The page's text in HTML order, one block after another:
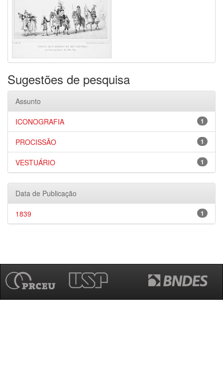
Sugestões de pesquisa
Assunto
1
ICONOGRAFIA
1
PROCISSÃO
1
VESTUÁRIO
Data de Publicação
1
1839